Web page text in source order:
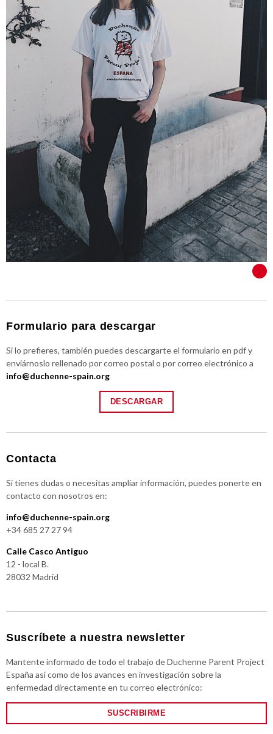
Formulario para descargar
Si lo prefieres, también puedes descargarte el formulario en pdf y
enviárnoslo rellenado por correo postal o por correo electrónico a
info@duchenne-spain.org
DESCARGAR
Contacta
Si tienes dudas o necesitas ampliar información, puedes ponerte en
contacto con nosotros en:
info@duchenne-spain.org
+34 685 27 27 94
Calle Casco Antiguo
12 - local B.
28032 Madrid
Suscríbete a nuestra newsletter
Mantente informado de todo el trabajo de Duchenne Parent Project
España así como de los avances en investigación sobre la
enfermedad directamente en tu correo electrónico:
SUSCRIBIRME